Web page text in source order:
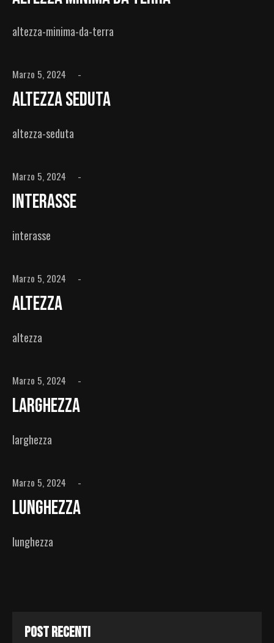
altezza-minima-da-terra
Marzo 5, 2024
Altezza Seduta
altezza-seduta
Marzo 5, 2024
Interasse
interasse
Marzo 5, 2024
Altezza
altezza
Marzo 5, 2024
Larghezza
larghezza
Marzo 5, 2024
Lunghezza
lunghezza
POST RECENTI